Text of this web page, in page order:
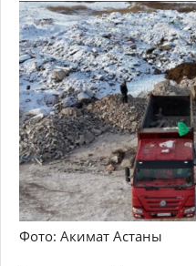
Фото: Акимат Астаны